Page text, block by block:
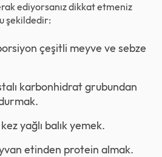
ediyorsanız dikkat etmeniz
şekildedir:
çeşitli meyve ve sebze
karbonhidrat grubundan
yağlı balık yemek.
etinden protein almak.